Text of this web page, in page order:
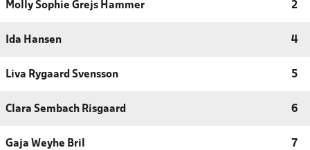
Molly Sophie Grejs Hammer 2
Ida Hansen 4
Liva Rygaard Svensson 5
Clara Sembach Risgaard 6
Gaja Weyhe Bril 7